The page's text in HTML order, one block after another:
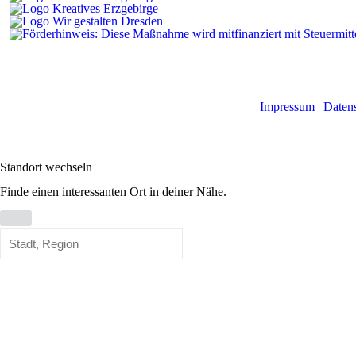
Impressum |
Standort wechseln
Finde einen interessanten Ort in deiner Nähe.
wechseln